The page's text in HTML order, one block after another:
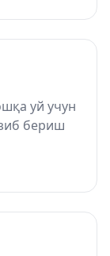
уй учун
бериш